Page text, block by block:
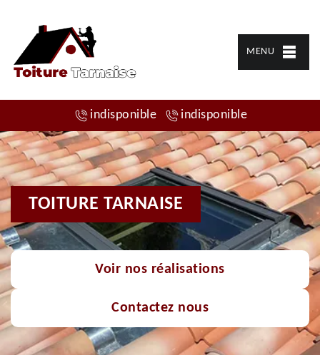
MENU
indisponible indisponible
TOITURE TARNAISE
Voir nos réalisations
Contactez nous